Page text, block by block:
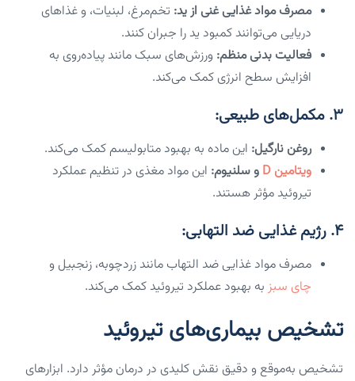
مصرف مواد غذایی غنی از ید: تخم‌مرغ، لبنیات، و غذاهای
دریایی می‌توانند کمبود ید را جبران کنند.
فعالیت بدنی منظم: ورزش‌های سبک مانند پیاده‌روی به
افزایش سطح انرژی کمک می‌کند.
۳. مکمل‌های طبیعی:
روغن نارگیل: این ماده به بهبود متابولیسم کمک می‌کند.
ویتامین D
و سلنیوم: این مواد مغذی در تنظیم عملکرد
تیروئید مؤثر هستند.
۴. رژیم غذایی ضد التهابی:
مصرف مواد غذایی ضد التهاب مانند زردچوبه، زنجبیل و
چای سبز به بهبود عملکرد تیروئید کمک می‌کند.
تشخیص بیماری‌های تیروئید
تشخیص به‌موقع و دقیق نقش کلیدی در درمان مؤثر دارد. ابزارهای